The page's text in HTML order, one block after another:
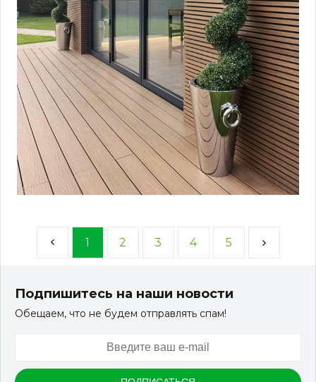
1 2 3 4 5
Подпишитесь на наши новости
Обещаем, что не будем отправлять спам!